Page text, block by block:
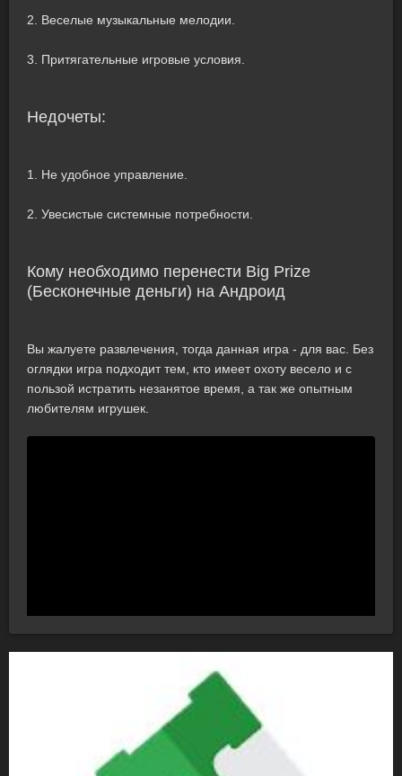
2. Веселые музыкальные мелодии.
3. Притягательные игровые условия.
Недочеты:
1. Не удобное управление.
2. Увесистые системные потребности.
Кому необходимо перенести Big Prize
(Бесконечные деньги) на Андроид
Вы жалуете развлечения, тогда данная игра - для вас. Без
оглядки игра подходит тем, кто имеет охоту весело и с
пользой истратить незанятое время, а так же опытным
любителям игрушек.